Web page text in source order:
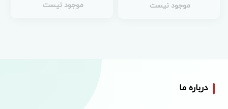
موجود نیست
موجود نیست
درباره ما